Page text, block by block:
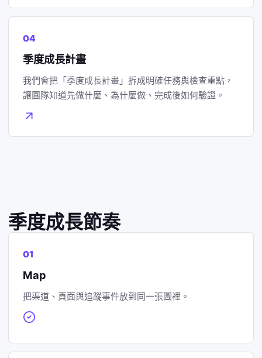
04
季度成長計畫
我們會把「季度成長計畫」拆成明確任務與檢查重點，
讓團隊知道先做什麼、為什麼做、完成後如何驗證。
季度成長節奏
01
Map
把渠道、頁面與追蹤事件放到同一張圖裡。